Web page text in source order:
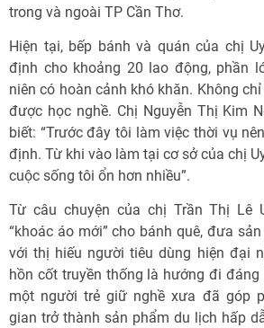
trong và ngoài TP Cần Thơ.
Hiện tại, bếp bánh và quán của chị
định cho khoảng 20 lao động, phần
niên có hoàn cảnh khó khăn. Không
được học nghề. Chị Nguyễn Thị Kim
biết: “Trước đây tôi làm việc thời vụ
định. Từ khi vào làm tại cơ sở của chị
cuộc sống tôi ổn hơn nhiều”.
Từ câu chuyện của chị Trần Thị Lê
“khoác áo mới” cho bánh quê, đưa
với thị hiếu người tiêu dùng hiện đại
hồn cốt truyền thống là hướng đi đáng
một người trẻ giữ nghề xưa đã góp
gian trở thành sản phẩm du lịch hấp